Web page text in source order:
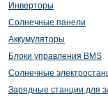
Инверторы
Солнечные панели
Аккумуляторы
Блоки управления BMS
Солнечные
Зарядные станции для